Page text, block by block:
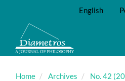
Main
Content
Sidebar
English
Home Archives No. 42